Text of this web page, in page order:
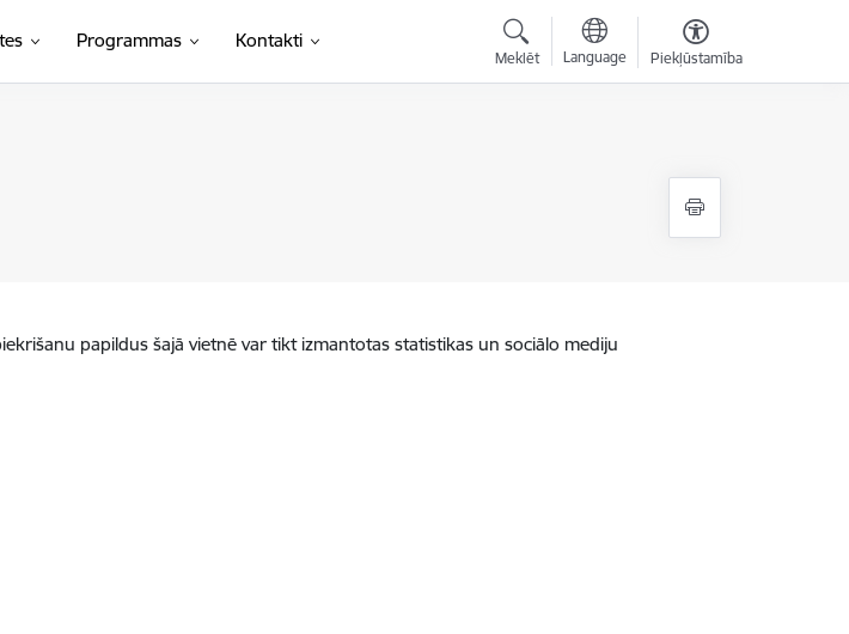
Programmas Kontakti
Meklēt Language Piekļūstamība
papildus šajā vietnē var tikt izmantotas statistikas un sociālo mediju